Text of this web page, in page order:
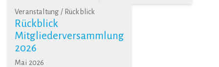
Veranstaltung / Rückblick
Rückblick
Mitgliederversammlung
2026
Mai 2026